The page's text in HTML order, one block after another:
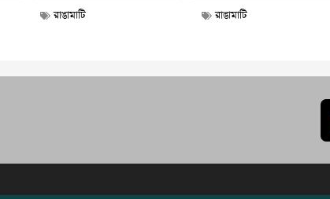
রাঙামাটি রাঙামাটি